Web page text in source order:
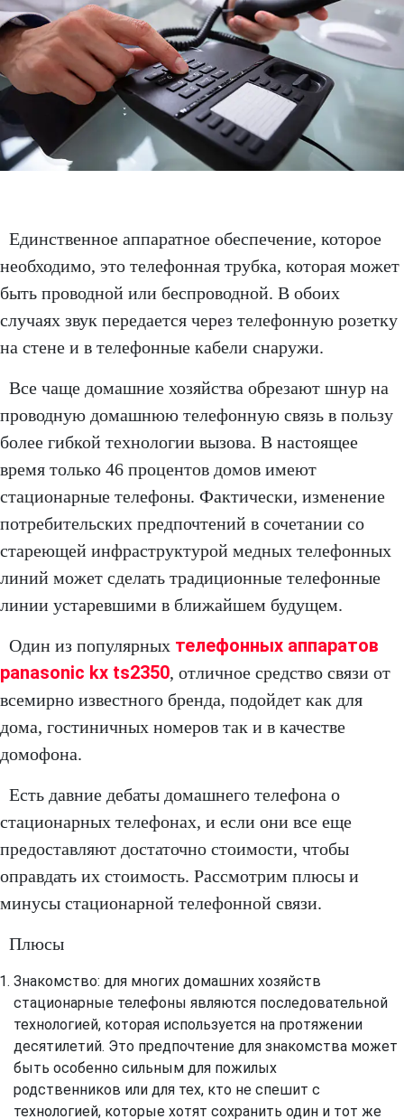
Единственное аппаратное обеспечение, которое
необходимо, это телефонная трубка, которая может
быть проводной или беспроводной. В обоих
случаях звук передается через телефонную розетку
на стене и в телефонные кабели снаружи.
Все чаще домашние хозяйства обрезают шнур на
проводную домашнюю телефонную связь в пользу
более гибкой технологии вызова. В настоящее
время только 46 процентов домов имеют
стационарные телефоны. Фактически, изменение
потребительских предпочтений в сочетании со
стареющей инфраструктурой медных телефонных
линий может сделать традиционные телефонные
линии устаревшими в ближайшем будущем.
Один из популярных телефонных аппаратов
panasonic kx ts2350, отличное средство связи от
всемирно известного бренда, подойдет как для
дома, гостиничных номеров так и в качестве
домофона.
Есть давние дебаты домашнего телефона о
стационарных телефонах, и если они все еще
предоставляют достаточно стоимости, чтобы
оправдать их стоимость. Рассмотрим плюсы и
минусы стационарной телефонной связи.
Плюсы
Знакомство: для многих домашних хозяйств
стационарные телефоны являются последовательной
технологией, которая используется на протяжении
десятилетий. Это предпочтение для знакомства может
быть особенно сильным для пожилых
родственников или для тех, кто не спешит с
технологией, которые хотят сохранить один и тот же